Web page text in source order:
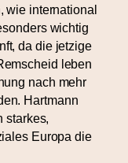
wie international
wichtig
da die jetzige
leben
nach mehr
Hartmann
starkes,
Europa die